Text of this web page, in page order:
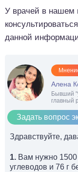
У врачей в
данной
Алена
Бывший
главный
Задать вопрос
Здравствуйте,
1. Вам нужно 1500
углеводов и 76 г